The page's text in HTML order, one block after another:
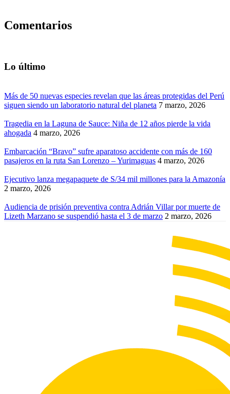
Comentarios
Lo último
Más de 50 nuevas especies revelan que las áreas protegidas del Perú
siguen siendo un laboratorio natural del planeta 7 marzo, 2026
Tragedia en la Laguna de Sauce: Niña de 12 años pierde la vida
ahogada 4 marzo, 2026
Embarcación “Bravo” sufre aparatoso accidente con más de 160
pasajeros en la ruta San Lorenzo – Yurimaguas 4 marzo, 2026
Ejecutivo lanza megapaquete de S/34 mil millones para la Amazonía
2 marzo, 2026
Audiencia de prisión preventiva contra Adrián Villar por muerte de
Lizeth Marzano se suspendió hasta el 3 de marzo 2 marzo, 2026